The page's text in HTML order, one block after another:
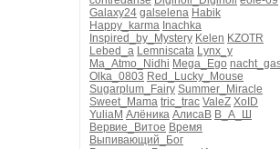
Galaxy24 galselena Habik
Happy_karma Inachka
Inspired_by_Mystery Kelen KZOTR
Lebed_a Lemniscata Lynx_y
Ma_Atmo_Nidhi Mega_Ego
Olka_0803 Red_Lucky_Mouse
Sugarplum_Fairy Summer_Miracle
Sweet_Mama tric_trac ValeZ XoID
YuliaM Алёника АлисаВ В_А_Ш
Вервие_Витое Время
Выпивающий_Бог